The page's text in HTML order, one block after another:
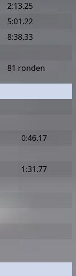
2:13.25
5:01.22
8:38.33
81 ronden
0:46.17
1:31.77